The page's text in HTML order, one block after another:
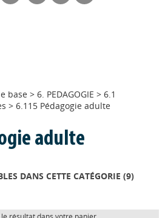
base > 6. PEDAGOGIE > 6.1
> 6.115 Pédagogie adulte
adulte
DANS CETTE CATÉGORIE (9)